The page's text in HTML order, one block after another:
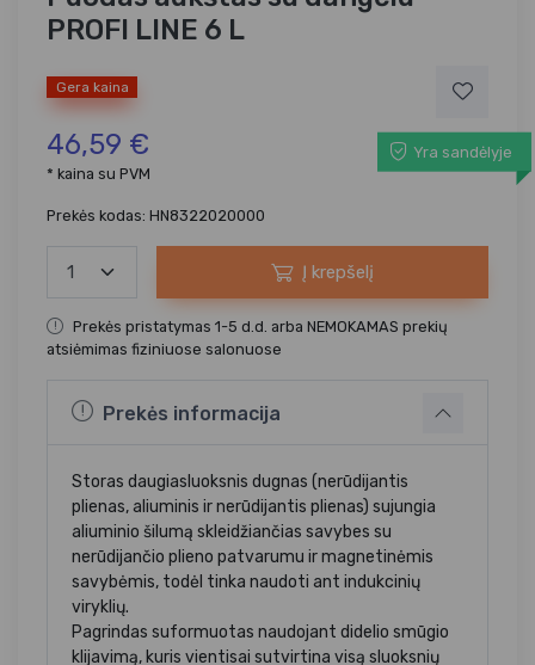
PROFI LINE 6 L
Gera kaina
46,59 €
Yra sandėlyje
* kaina su PVM
Prekės kodas: HN8322020000
Į krepšelį
Prekės pristatymas 1-5 d.d. arba NEMOKAMAS prekių
atsiėmimas fiziniuose salonuose
Prekės informacija
Storas daugiasluoksnis dugnas (nerūdijantis
plienas, aliuminis ir nerūdijantis plienas) sujungia
aliuminio šilumą skleidžiančias savybes su
nerūdijančio plieno patvarumu ir magnetinėmis
savybėmis, todėl tinka naudoti ant indukcinių
viryklių.
Pagrindas suformuotas naudojant didelio smūgio
klijavimą, kuris vientisai sutvirtina visą sluoksnių